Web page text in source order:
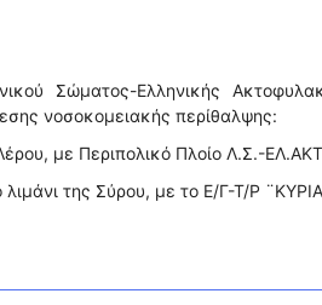
Σώματος-Ελληνικής
νοσοκομειακής περίθαλψης:
με Περιπολικό Πλοίο Λ.Σ.-
της Σύρου, με το Ε/Γ-Τ/Ρ